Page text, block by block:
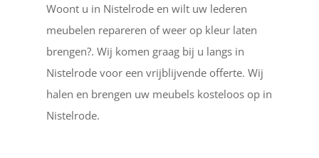
Woont u in Nistelrode en wilt uw lederen
meubelen repareren of weer op kleur laten
brengen?. Wij komen graag bij u langs in
Nistelrode voor een vrijblijvende offerte. Wij
halen en brengen uw meubels kosteloos op in
Nistelrode.